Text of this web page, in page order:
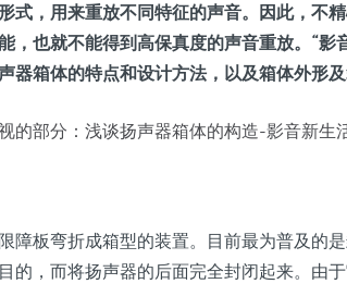
式，用来重放不同特征的声音。因此，不
，也就不能得到高保真度的声音重放。“影
器箱体的特点和设计方法，以及箱体外形及
障板弯折成箱型的装置。目前最为普及的
的，而将扬声器的后面完全封闭起来。由